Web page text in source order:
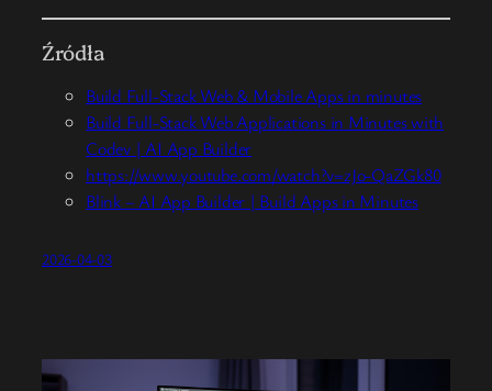
Źródła
Build Full-Stack Web & Mobile Apps in minutes
Build Full-Stack Web Applications in Minutes with
Codev | AI App Builder
https://www.youtube.com/watch?v=zJo-QaZGk80
Blink – AI App Builder | Build Apps in Minutes
2026-04-03